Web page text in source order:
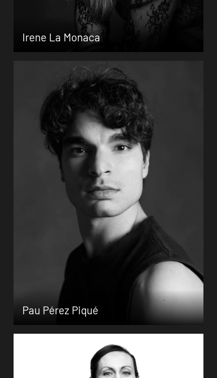
Irene La Monaca
Irene La Monaca, geboren in Italien, erhielt
ihre Ausbildung zur professionellen
Balletttänzerin an der National Dance
Academy of Rome. Während ihrer
Ausbildung erhielt sie ein einmonatiges
Stipendium an der Henny Jurriens Stichting
in Amsterdam (…)
Zum Porträt
Pau Pérez Piqué
Der gebürtige Spanier Pau Pérez Piqué
absolvierte seine klassische Tanzausbildung
am Conservatorio de Danza Ribar-roja del
Túria in Valencia, die er 2015 mit Diplom